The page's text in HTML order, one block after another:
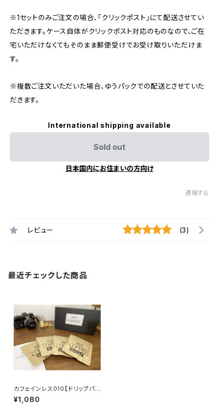
※1セットのみご注文の場合、「クリックポスト」にて配送させてい
ただきます。ケース自体がクリックポスト対応のものなので、ご在
宅いただけなくてもそのまま郵便受けでお受け取りいただけま
す。
※複数ご注文いただいた場合、ゆうパックでの配送とさせていた
だきます。
International shipping available
Sold out
日本国内にお住まいの方向け
通報する
レビュー (3)
最近チェックした商品
カフェインレス010【ドリップパッ
ク4個入り】
¥1,080